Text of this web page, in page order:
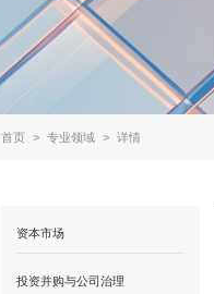
首页 > 专业领域 > 详情
资本市场
投资并购与公司治理